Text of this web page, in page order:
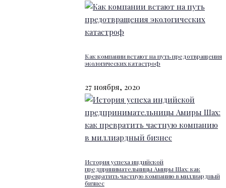
Как компании встают на путь предотвращения
экологических катастроф
27 ноября, 2020
История успеха индийской
предпринимательницы Амиры Шах: как
превратить частную компанию в миллиардный
бизнес